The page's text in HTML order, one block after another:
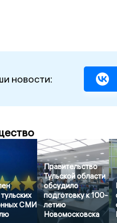
новости:
СМИ
Правительство
Тульской области
обсудило
подготовку к 100-
летию
Новомосковска